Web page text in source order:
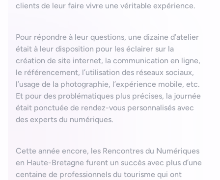
clients de leur faire vivre une véritable expérience.
Pour répondre à leur questions, une dizaine d’atelier
était à leur disposition pour les éclairer sur la
création de site internet, la communication en ligne,
le référencement, l’utilisation des réseaux sociaux,
l’usage de la photographie, l’expérience mobile, etc.
Et pour des problématiques plus précises, la journée
était ponctuée de rendez-vous personnalisés avec
des experts du numériques.
Cette année encore, les Rencontres du Numériques
en Haute-Bretagne furent un succès avec plus d’une
centaine de professionnels du tourisme qui ont